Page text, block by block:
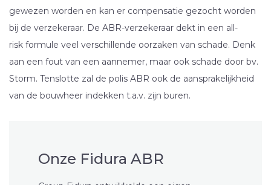
gewezen worden en kan er compensatie gezocht worden
bij de verzekeraar. De ABR-verzekeraar dekt in een all-
risk formule veel verschillende oorzaken van schade. Denk
aan een fout van een aannemer, maar ook schade door bv.
Storm. Tenslotte zal de polis ABR ook de aansprakelijkheid
van de bouwheer indekken t.a.v. zijn buren.
Onze Fidura ABR